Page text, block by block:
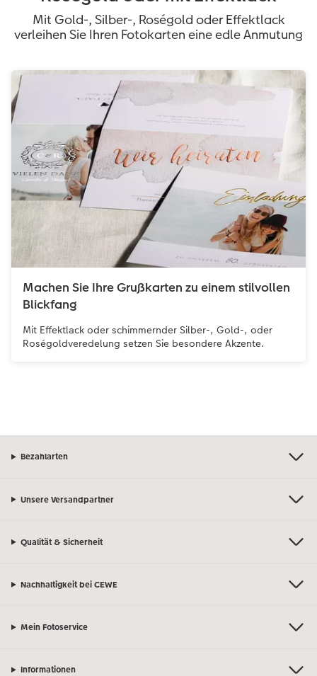
Mit Gold-, Silber-, Roségold oder Effektlack
verleihen Sie Ihren Fotokarten eine edle Anmutung
Machen Sie Ihre Grußkarten zu einem stilvollen
Blickfang
Mit Effektlack oder schimmernder Silber-, Gold-, oder
Roségoldveredelung setzen Sie besondere Akzente.
Bezahlarten
Unsere Versandpartner
Qualität & Sicherheit
Nachhaltigkeit bei CEWE
Mein Fotoservice
Informationen